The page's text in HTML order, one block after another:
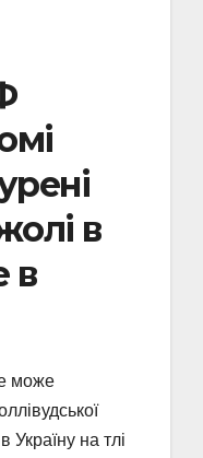
в
в
може
Україну на тлі